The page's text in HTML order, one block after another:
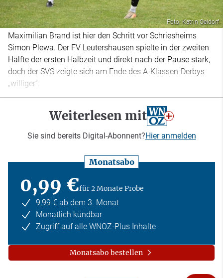
Foto: Katrin Oeldorf
Maximilian Brand ist hier den Schritt vor Schriesheims
Simon Plewa. Der FV Leutershausen spielte in der zweiten
Hälfte der ersten Halbzeit und direkt nach der Pause stark,
doch der SVS zeigte sich am Ende des A-Klassen-Derbys
„williger“.
Weiterlesen mit
Sie sind bereits Digital-Abonnent?Hier anmelden
Monatsabo
0,99 €für 2 Monate Probe
9,99 € ab dem 3. Monat
Monatlich kündbar
Zugriff auf alle WNOZ-Plus Inhalte
Monatsabo bestellen